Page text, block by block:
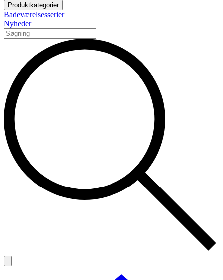
Produktkategorier
Badeværelsesserier
Nyheder